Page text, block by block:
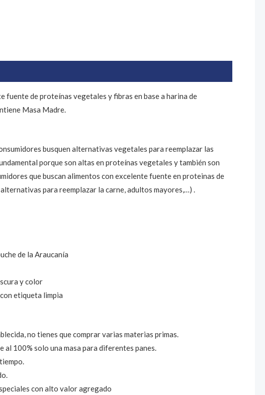
fuente de proteínas vegetales y fibras en base a harina de
Masa Madre.
busquen alternativas vegetales para reemplazar las
porque son altas en proteínas vegetales y también son
que buscan alimentos con excelente fuente en proteinas de
para reemplazar la carne, adultos mayores,…) .
de la Araucanía
y color
etiqueta limpia
no tienes que comprar varias materias primas.
100% solo una masa para diferentes panes.
con alto valor agregado